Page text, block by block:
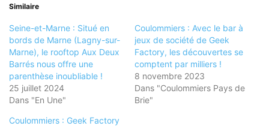
Similaire
Seine-et-Marne : Situé en
bords de Marne (Lagny-sur-
Marne), le rooftop Aux Deux
Barrés nous offre une
parenthèse inoubliable !
25 juillet 2024
Dans "En Une"
Coulommiers : Avec le bar à
jeux de société de Geek
Factory, les découvertes se
comptent par milliers !
8 novembre 2023
Dans "Coulommiers Pays de
Brie"
Coulommiers : Geek Factory